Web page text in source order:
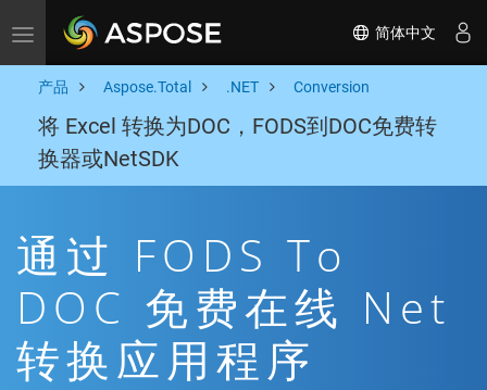
Toggle navigation 简体中文
产品 Aspose.Total .NET Conversion
将 Excel 转换为DOC，FODS到DOC免费转
换器或NetSDK
通过 FODS To
DOC 免费在线 Net
转换应用程序